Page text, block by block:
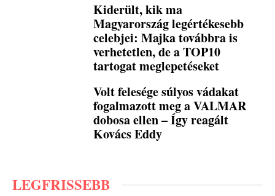
Kiderült, kik ma
Magyarország legértékesebb
celebjei: Majka továbbra is
verhetetlen, de a TOP10
tartogat meglepetéseket
Volt felesége súlyos vádakat
fogalmazott meg a VALMAR
dobosa ellen – Így reagált
Kovács Eddy
LEGFRISSEBB